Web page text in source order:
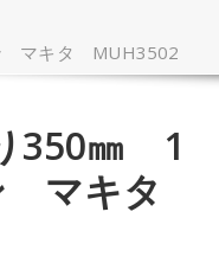
マキタ MUH3502
350㎜ 1
マキタ